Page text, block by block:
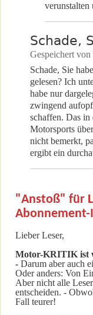
verunstalten
Schade,
Gespeichert von
Schade, Sie
gelesen? Ich
habe nur
zwingend
schaffen. Das
Motorsports
nicht bemerkt,
ergibt ein
"Anstoß" für
Lieber Leser,
Motor-KRITIK ist
- Darum aber auch
Oder anders: Von
Aber nicht alle
entscheiden. -
Fall teurer!